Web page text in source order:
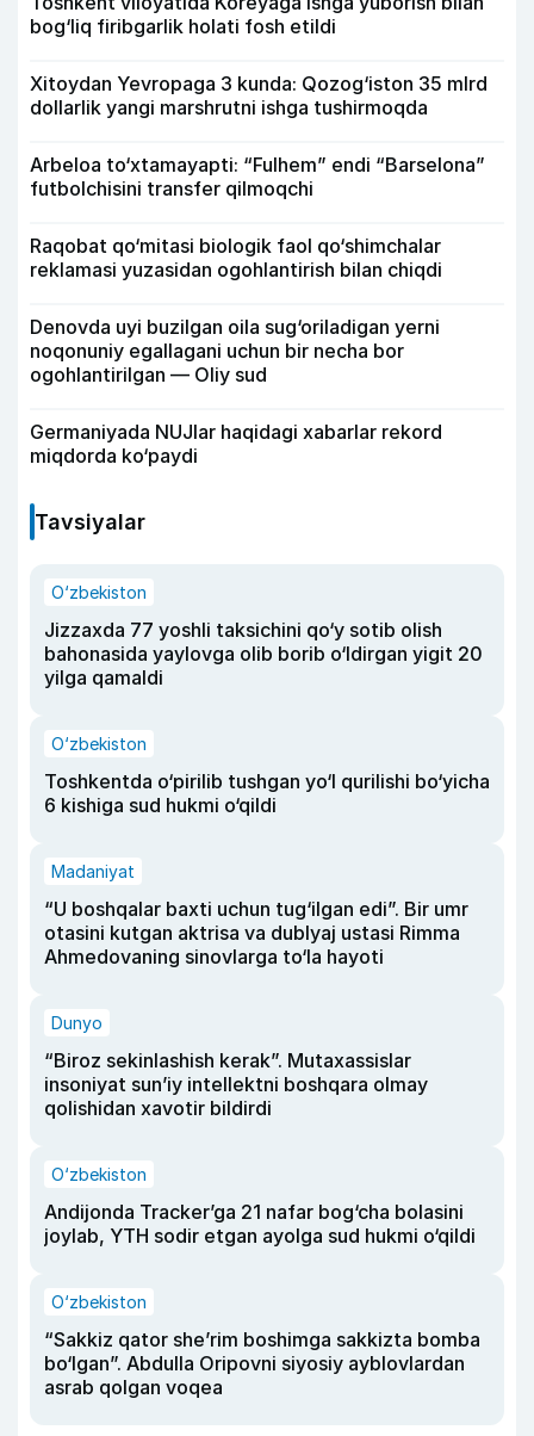
bog‘liq firibgarlik holati fosh etildi
Xitoydan Yevropaga 3 kunda: Qozog‘iston 35 mlrd
dollarlik yangi marshrutni ishga tushirmoqda
Arbeloa to‘xtamayapti: “Fulhem” endi “Barselona”
futbolchisini transfer qilmoqchi
Raqobat qo‘mitasi biologik faol qo‘shimchalar
reklamasi yuzasidan ogohlantirish bilan chiqdi
Denovda uyi buzilgan oila sug‘oriladigan yerni
noqonuniy egallagani uchun bir necha bor
ogohlantirilgan — Oliy sud
Germaniyada NUJlar haqidagi xabarlar rekord
miqdorda ko‘paydi
Tavsiyalar
O‘zbekiston
Jizzaxda 77 yoshli taksichini qo‘y sotib olish
bahonasida yaylovga olib borib o‘ldirgan yigit 20
yilga qamaldi
O‘zbekiston
Toshkentda o‘pirilib tushgan yo‘l qurilishi bo‘yicha
6 kishiga sud hukmi o‘qildi
Madaniyat
“U boshqalar baxti uchun tug‘ilgan edi”. Bir umr
otasini kutgan aktrisa va dublyaj ustasi Rimma
Ahmedovaning sinovlarga to‘la hayoti
Dunyo
“Biroz sekinlashish kerak”. Mutaxassislar
insoniyat sun’iy intellektni boshqara olmay
qolishidan xavotir bildirdi
O‘zbekiston
Andijonda Tracker’ga 21 nafar bog‘cha bolasini
joylab, YTH sodir etgan ayolga sud hukmi o‘qildi
O‘zbekiston
“Sakkiz qator she’rim boshimga sakkizta bomba
bo‘lgan”. Abdulla Oripovni siyosiy ayblovlardan
asrab qolgan voqea